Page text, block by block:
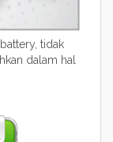
tidak
dalam hal